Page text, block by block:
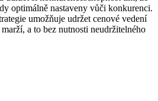
optimálně nastaveny vůči konkurenci.
umožňuje udržet cenové vedení
a to bez nutnosti neudržitelného